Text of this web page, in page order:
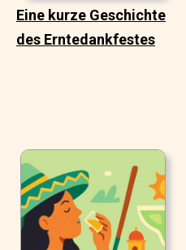
Eine kurze Geschichte
des Erntedankfestes